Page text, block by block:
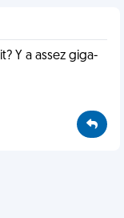
Y a assez giga-